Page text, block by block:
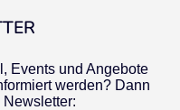
Events und Angebote
werden? Dann